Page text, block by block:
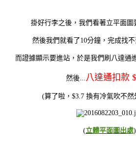
掛好行李之後，我們看著立平面圖
然後我們就看了10分鐘，完成找
而證據顯示要進站，於是我們刷八達通
然後... 八達通扣款
(算了啦，$3.7 換有冷氣吹不
(立體平面圖出處)